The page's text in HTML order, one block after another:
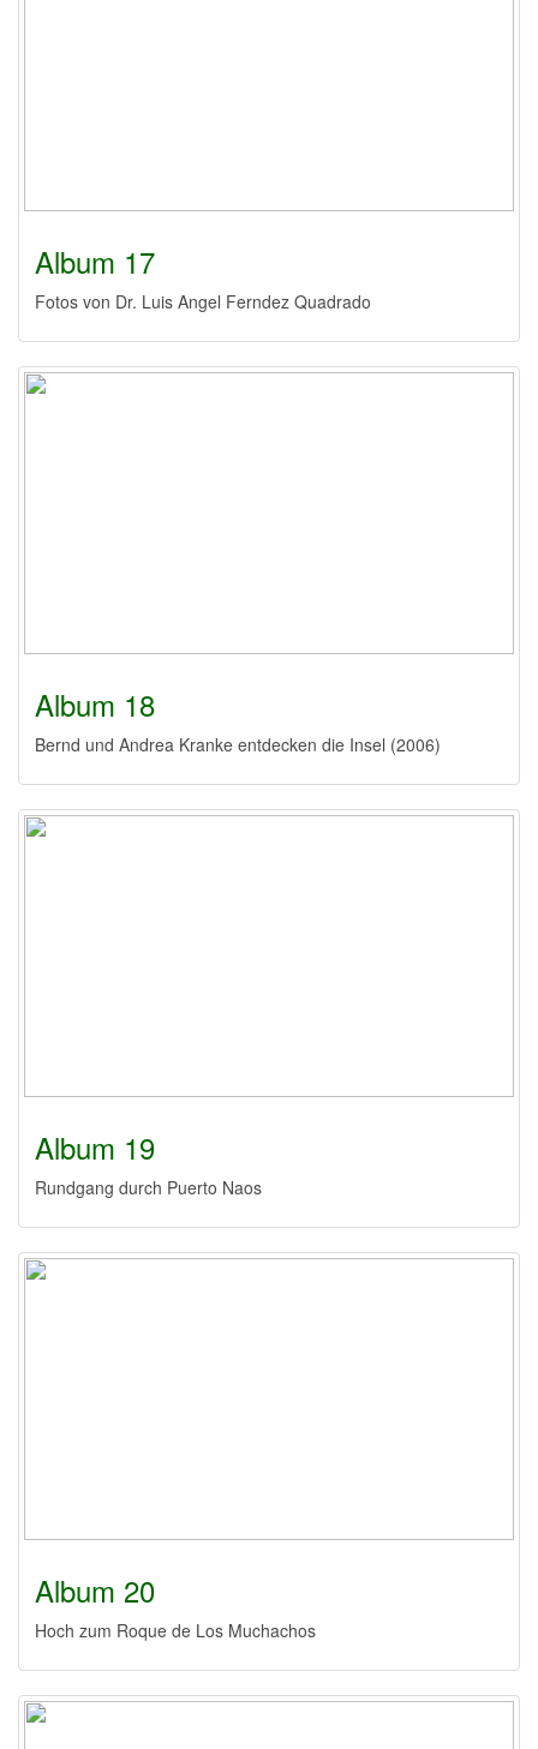
Album 17
Fotos von Dr. Luis Angel Ferndez Quadrado
Album 18
Bernd und Andrea Kranke entdecken die Insel (2006)
Album 19
Rundgang durch Puerto Naos
Album 20
Hoch zum Roque de Los Muchachos